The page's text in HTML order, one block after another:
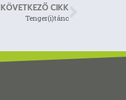
KÖVETKEZŐ CIKK
Tenger(i)tánc